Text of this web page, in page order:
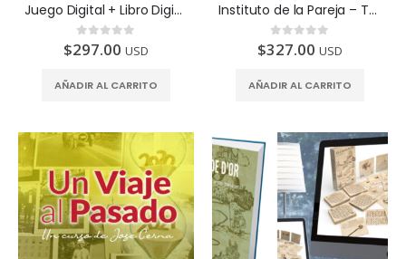
Juego Digital + Libro Digital + Pack de 3 Sesiones personales de Coaching con Dori Morán
0de 5
$297.00 USD
AÑADIR AL CARRITO
Instituto de la Pareja – Taller La Magia de la Unión
0de 5
$327.00 USD
AÑADIR AL CARRITO